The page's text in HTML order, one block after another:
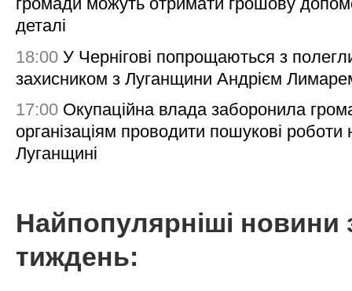
деталі
18:00 У Чернігові попрощаються з
захисником з Луганщини Андрієм
17:00 Окупаційна влада заборонила
організаціям проводити пошукові роботи
Луганщині
Найпопулярніші новини
тиждень: